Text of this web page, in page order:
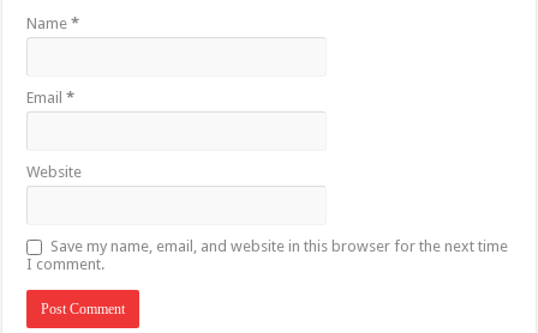
Name*
Email*
Website
Save my name, email, and website in this browser for the next time
I comment.